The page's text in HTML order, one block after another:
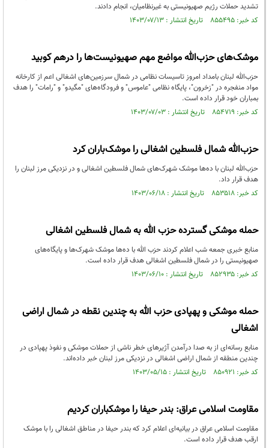
تشدید حملات رژیم صهیونیستی به غیرنظامیان، انجام دادند.
کد خبر: ۸۵۵۴۹۵ تاریخ انتشار : ۱۴۰۳/۰۷/۱۳
موشک‌های حزب‌الله مواضع مهم صهیونیست‌ها را درهم کوبید
حزب‌الله لبنان بامداد امروز تاسیسات نظامی در شمال سرزمین‌های اشغالی اعم از کارخانه
مواد منفجره در "زخرون"، پایگاه نظامی "عاموس" و فرودگاه‌های "مگیدو" و "رامات" را هدف
بمباران خود قرار داده است.
کد خبر: ۸۵۴۷۱۹ تاریخ انتشار : ۱۴۰۳/۰۷/۰۳
حزب‌الله شمال فلسطین اشغالی را موشک‌باران کرد
حزب‌الله لبنان با ده‌ها موشک شهرک‌های شمال فلسطین اشغالی و در نزدیکی مرز لبنان را
هدف قرار داد.
کد خبر: ۸۵۳۵۱۸ تاریخ انتشار : ۱۴۰۳/۰۶/۱۸
حمله موشکی گسترده حزب الله به شمال فلسطین اشغالی
منابع خبری جمعه شب اعلام کردند حزب الله با ده‌ها موشک شهرک‌ها و پایگاه‌های
صهیونیستی را در شمال فلسطین اشغالی هدف قرار داده است.
کد خبر: ۸۵۲۹۳۵ تاریخ انتشار : ۱۴۰۳/۰۶/۱۰
حمله موشکی و پهپادی حزب الله به چندین نقطه در شمال اراضی
اشغالی
منابع رسانه‌ای از به صدا درآمدن آژیرهای خطر ناشی از حملات موشکی و نفوذ پهپادی در
چندین منطقه از شمال اراضی اشغالی در نزدیکی مرز لبنان خبر داده‌اند.
کد خبر: ۸۵۰۹۲۱ تاریخ انتشار : ۱۴۰۳/۰۵/۱۵
مقاومت اسلامی عراق: بندر حیفا را موشکباران کردیم
مقاومت اسلامی عراق در بیانیه‌ای اعلام کرد که بندر حیفا در مناطق اشغالی را با موشک
ارقب هدف قرار داده است.